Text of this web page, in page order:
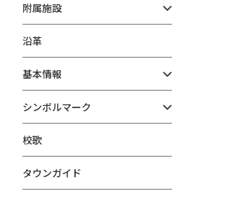
附属施設
沿革
基本情報
シンボルマーク
校歌
タウンガイド